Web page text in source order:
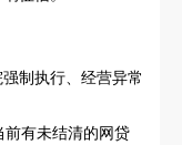
制执行、经营异常
有未结清的网贷